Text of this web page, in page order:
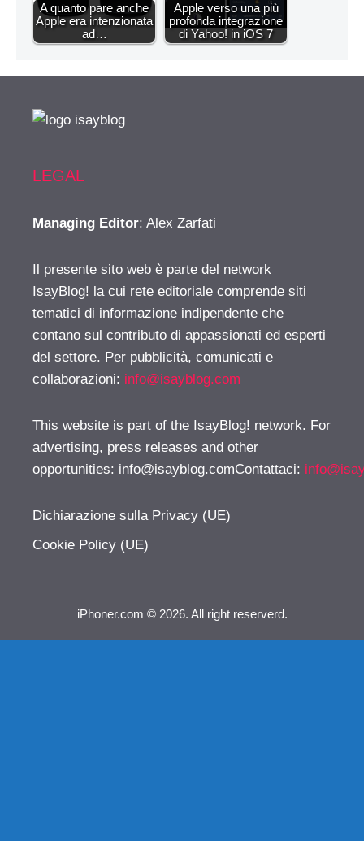
A quanto pare anche
Apple era intenzionata
ad…
Apple verso una più
profonda integrazione
di Yahoo! in iOS 7
LEGAL
Managing Editor: Alex Zarfati
Il presente sito web è parte del network
IsayBlog! la cui rete editoriale comprende siti
tematici di informazione indipendente che
contano sul contributo di appassionati ed esperti
del settore. Per pubblicità, comunicati e
collaborazioni: info@isayblog.com
This website is part of the IsayBlog! network. For
advertising, press releases and other
opportunities: info@isayblog.comContattaci:
Dichiarazione sulla Privacy (UE)
Cookie Policy (UE)
iPhoner.com © 2026. All right reserverd.